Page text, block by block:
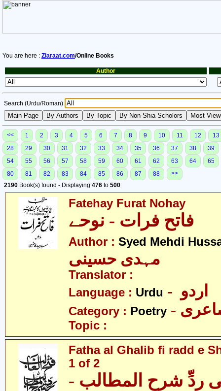
You are here : Ziaraat.com/Online Books
Author
Search (Urdu/Roman)
<< 1 2 3 4 5 6 7 8 9 10 11 12
13
28
29 30 31 32 33 34 35 36 37 38
39
54
55 56 57 58 59 60 61 62 63 64
65
80
81 82 83 84 85 86 87 88
>>
2190 Book(s) found - Displaying 476 to 500
Fatehay Furat Nohay
فاتح فرات - نوحے
Author : Syed Mehdi
مہدی حسینی
Translator :
Language : Urdu
Category : Poetry
Topic :
Fatha al Ghalib fi radd e
1 of 2
ردِّ شرح المطالب -